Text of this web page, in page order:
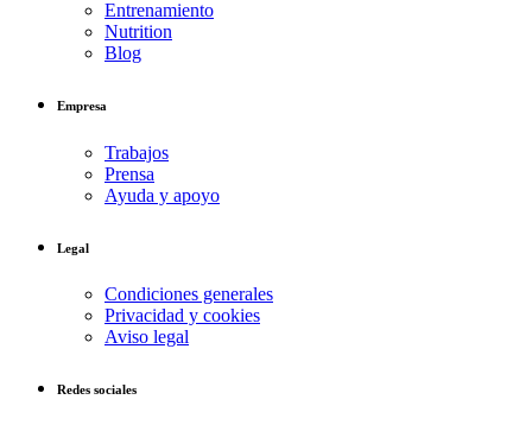
Entrenamiento
Nutrition
Blog
Empresa
Trabajos
Prensa
Ayuda y apoyo
Legal
Condiciones generales
Privacidad y cookies
Aviso legal
Redes sociales